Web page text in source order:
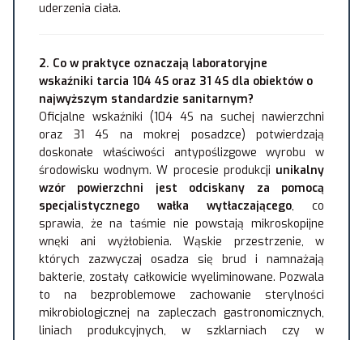
uderzenia ciała.
2. Co w praktyce oznaczają laboratoryjne
wskaźniki tarcia 104 4S oraz 31 4S dla obiektów o
najwyższym standardzie sanitarnym?
Oficjalne wskaźniki (104 4S na suchej nawierzchni
oraz 31 4S na mokrej posadzce) potwierdzają
doskonałe właściwości antypoślizgowe wyrobu w
środowisku wodnym. W procesie produkcji unikalny
wzór powierzchni jest odciskany za pomocą
specjalistycznego wałka wytłaczającego, co
sprawia, że na taśmie nie powstają mikroskopijne
wnęki ani wyżłobienia. Wąskie przestrzenie, w
których zazwyczaj osadza się brud i namnażają
bakterie, zostały całkowicie wyeliminowane. Pozwala
to na bezproblemowe zachowanie sterylności
mikrobiologicznej na zapleczach gastronomicznych,
liniach produkcyjnych, w szklarniach czy w